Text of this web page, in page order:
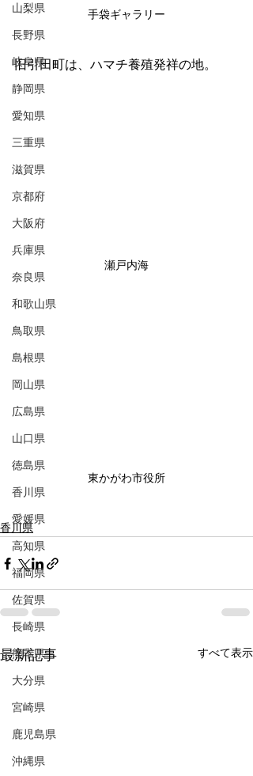
山梨県
長野県
岐阜県
静岡県
愛知県
三重県
滋賀県
京都府
大阪府
兵庫県
奈良県
和歌山県
鳥取県
島根県
岡山県
広島県
山口県
徳島県
香川県
愛媛県
高知県
福岡県
佐賀県
長崎県
熊本県
大分県
宮崎県
鹿児島県
沖縄県
手袋ギャラリー
旧引田町は、ハマチ養殖発祥の地。
瀬戸内海
東かがわ市役所
香川県
最新記事 すべて表示